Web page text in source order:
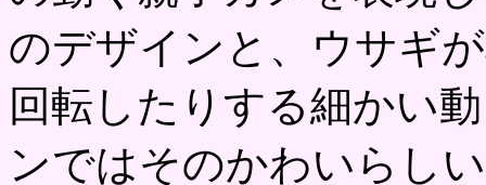
のデザインと、ウサギ
回転したりする細かい
ンではそのかわいらし